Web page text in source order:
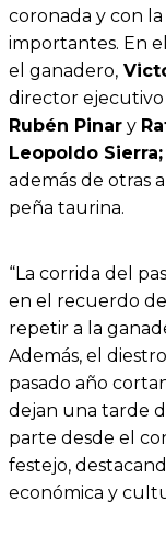
coronada y con
importantes. En
el ganadero,
director
Rubén Pinar y
Leopoldo Sierra;
además de otras
peña taurina.
“La corrida del
en el recuerdo
repetir a la
Además, el diestro
pasado año
dejan una tarde
parte desde el
festejo,
económica y